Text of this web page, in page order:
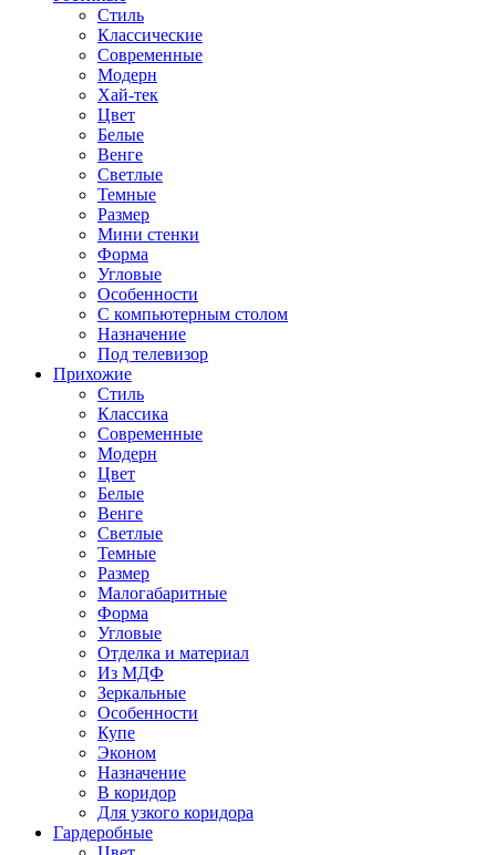
Стиль
Классические
Современные
Модерн
Хай-тек
Цвет
Белые
Венге
Светлые
Темные
Размер
Мини стенки
Форма
Угловые
Особенности
С компьютерным столом
Назначение
Под телевизор
Прихожие
Стиль
Классика
Современные
Модерн
Цвет
Белые
Венге
Светлые
Темные
Размер
Малогабаритные
Форма
Угловые
Отделка и материал
Из МДФ
Зеркальные
Особенности
Купе
Эконом
Назначение
В коридор
Для узкого коридора
Гардеробные